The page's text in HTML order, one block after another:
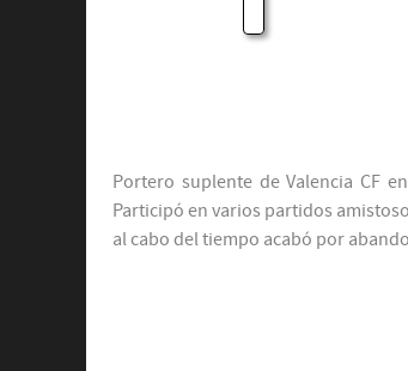
Portero suplente de Valencia CF
Participó en varios partidos
al cabo del tiempo acabó por